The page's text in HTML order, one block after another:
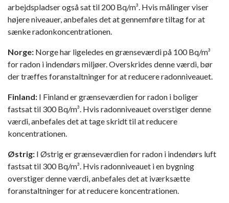
arbejdspladser også sat til 200 Bq/m³. Hvis målinger viser
højere niveauer, anbefales det at gennemføre tiltag for at
sænke radonkoncentrationen.
Norge: Norge har ligeledes en grænseværdi på 100 Bq/m³
for radon i indendørs miljøer. Overskrides denne værdi, bør
der træffes foranstaltninger for at reducere radonniveauet.
Finland: I Finland er grænseværdien for radon i boliger
fastsat til 300 Bq/m³. Hvis radonniveauet overstiger denne
værdi, anbefales det at tage skridt til at reducere
koncentrationen.
Østrig: I Østrig er grænseværdien for radon i indendørs luft
fastsat til 300 Bq/m³. Hvis radonniveauet i en bygning
overstiger denne værdi, anbefales det at iværksætte
foranstaltninger for at reducere koncentrationen.